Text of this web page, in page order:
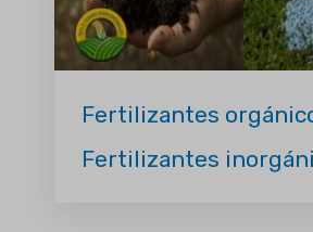
Fertilizantes
Fertilizantes